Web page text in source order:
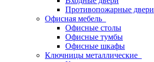
Противопожарные двери
Офисная мебель
Офисные столы
Офисные тумбы
Офисные шкафы
Ключницы металлические